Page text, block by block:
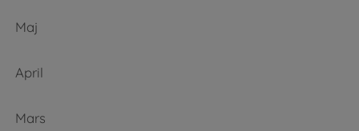
Maj
April
Mars